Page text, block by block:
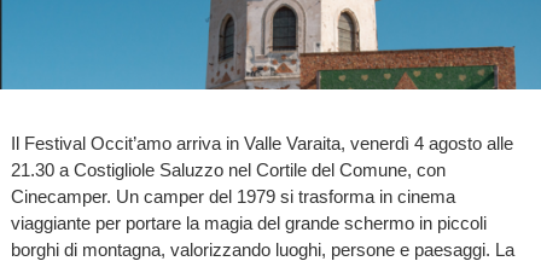
Il Festival Occit’amo arriva in Valle Varaita, venerdì 4 agosto alle
21.30 a Costigliole Saluzzo nel Cortile del Comune, con
Cinecamper. Un camper del 1979 si trasforma in cinema
viaggiante per portare la magia del grande schermo in piccoli
borghi di montagna, valorizzando luoghi, persone e paesaggi. La